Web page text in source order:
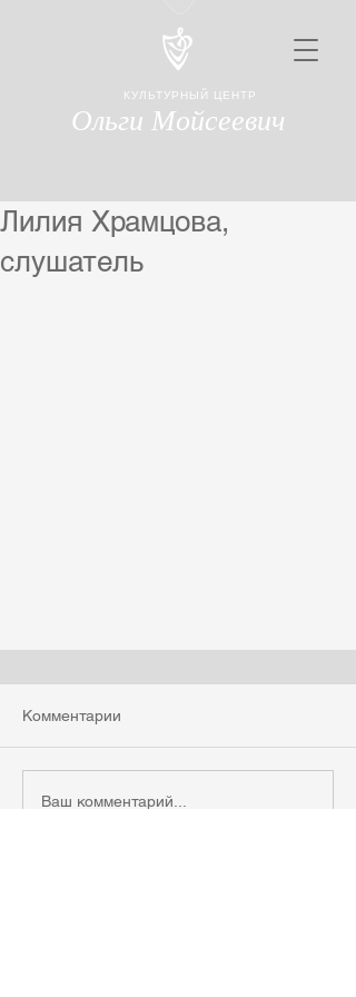
Ольги Мойсеевич
КУЛЬТУРНЫЙ ЦЕНТР
Лилия Храмцова,
слушатель
Комментарии
Ваш комментарий...